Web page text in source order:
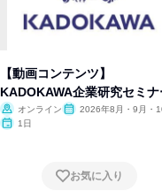
【動画コンテンツ】
KADOKAWA企業研究セミナ
オンライン
2026年8月・9月・
1日
お気に入り